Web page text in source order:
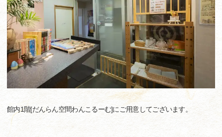
館内1階[だんらん空間わんこるーむ]にご用意してございます。